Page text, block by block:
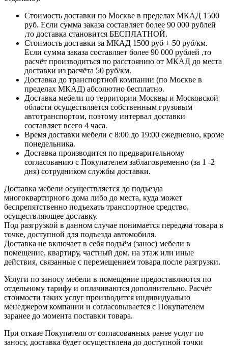
Стоимость доставки по Москве в пределах МКАД 1500
руб. Если сумма заказа составляет более 90 000 рублей
,то доставка становится БЕСПЛАТНОЙ.
Стоимость доставки за МКАД 1500 руб + 50 руб/км.
Если сумма заказа составляет более 90 000 рублей ,то
расчёт производиться по расстоянию от МКАД до места
доставки из расчёта 50 руб/км.
Доставка до транспортной компании (по Москве в
пределах МКАД) абсолютно бесплатно.
Доставка мебели по территории Москвы и Московской
области осуществляется собственным грузовым
автотранспортом, поэтому интервал доставки
составляет всего 4 часа.
Время доставки мебели с 8:00 до 19:00 ежедневно, кроме
понедельника.
Доставка производится по предварительному
согласованию с Покупателем заблаговременно (за 1 -2
дня) сотрудником службы доставки.
Доставка мебели осуществляется до подъезда
многоквартирного дома либо до места, куда может
беспрепятственно подъехать транспортное средство,
осуществляющее доставку.
Под разгрузкой в данном случае понимается передача товара в
точке, доступной для подъезда автомобиля.
Доставка не включает в себя подъём (занос) мебели в
помещение, квартиру, частный дом, на этаж или иные
действия, связанные с перемещением товара после разгрузки.
Услуги по заносу мебели в помещение предоставляются по
отдельному тарифу и оплачиваются дополнительно. Расчёт
стоимости таких услуг производится индивидуально
менеджером компании и согласовывается с Покупателем
заранее до момента поставки товара.
При отказе Покупателя от согласованных ранее услуг по
заносу, доставка будет осуществлена до доступной точки